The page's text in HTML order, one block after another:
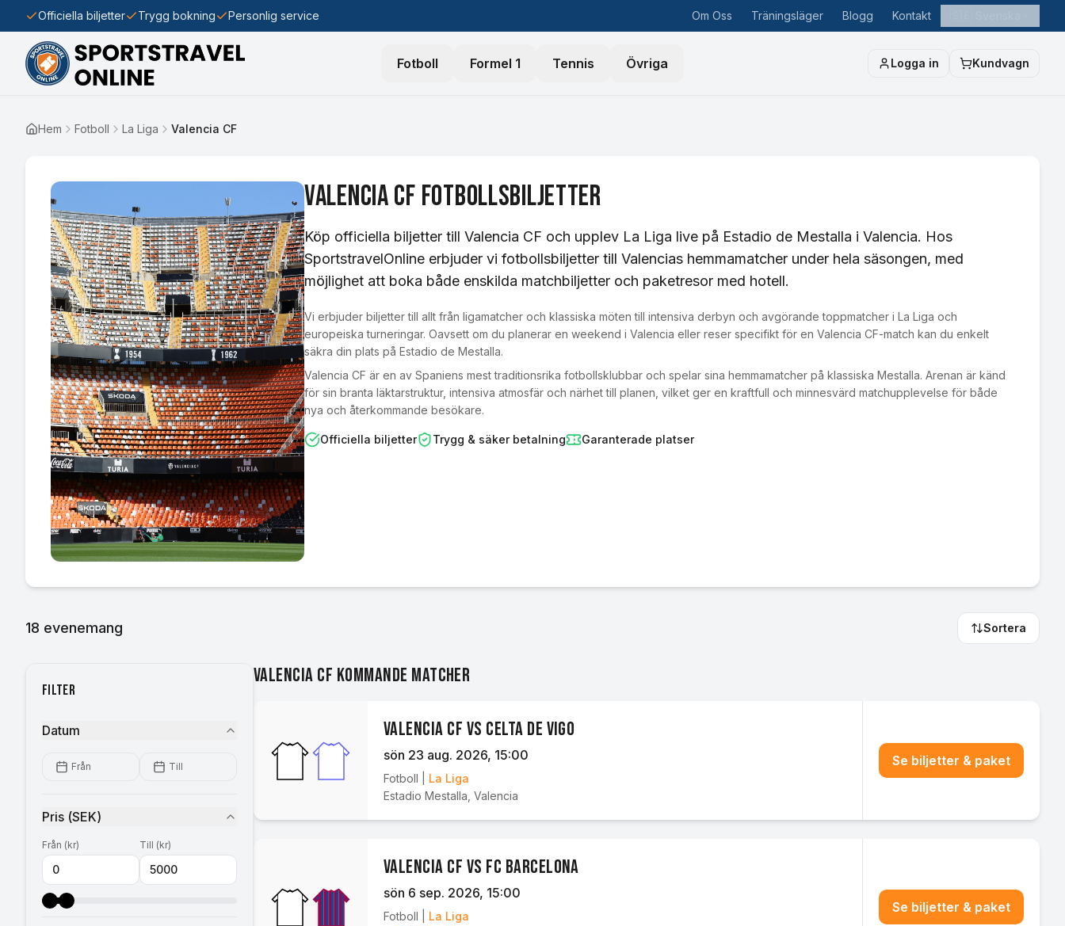
Officiella biljetter Trygg bokning Personlig service Om Oss Träningsläger Blogg Kontakt
Fotboll Formel 1 Tennis Övriga Logga in Kundvagn
Hem Fotboll La Liga Valencia CF
Valencia CF Fotbollsbiljetter
Köp officiella biljetter till Valencia CF och upplev La Liga live på Estadio de Mestalla i Valencia. Hos
SportstravelOnline erbjuder vi fotbollsbiljetter till Valencias hemmamatcher under hela säsongen, med
möjlighet att boka både enskilda matchbiljetter och paketresor med hotell.
Vi erbjuder biljetter till allt från ligamatcher och klassiska möten till intensiva derbyn och avgörande toppmatcher i La Liga och
europeiska turneringar. Oavsett om du planerar en weekend i Valencia eller reser specifikt för en Valencia CF-match kan du enkelt
säkra din plats på Estadio de Mestalla.
Valencia CF är en av Spaniens mest traditionsrika fotbollsklubbar och spelar sina hemmamatcher på klassiska Mestalla. Arenan är känd
för sin branta läktarstruktur, intensiva atmosfär och närhet till planen, vilket ger en kraftfull och minnesvärd matchupplevelse för både
nya och återkommande besökare.
Officiella biljetter Trygg & säker betalning Garanterade platser
18 evenemang Sortera
Filter
Datum
Från Till
Pris (SEK)
Från (kr) Till (kr)
Valencia CF kommande matcher
Valencia CF vs Celta de Vigo
sön 23 aug. 2026, 15:00
Fotboll
La Liga
Estadio Mestalla Valencia
Se biljetter & paket
Valencia CF vs FC Barcelona
sön 6 sep. 2026, 15:00
Fotboll
La Liga
Se biljetter & paket